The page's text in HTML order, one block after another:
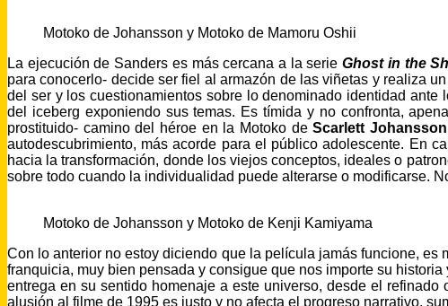
Motoko de Johansson y Motoko de Mamoru Oshii
La ejecución de Sanders es más cercana a la serieGhost in the
para conocerlo- decide ser fiel al armazón de las viñetas y realiza
del ser y los cuestionamientos sobre lo denominado identidad
del iceberg exponiendo sus temas. Es tímida y no confronta,
prostituido- camino del héroe en la Motoko deScarlett Johansson
autodescubrimiento, más acorde para el público adolescente. En
hacia la transformación, donde los viejos conceptos, ideales o
sobre todo cuando la individualidad puede alterarse o modificarse.
Motoko de Johansson y Motoko de Kenji Kamiyama
Con lo anterior no estoy diciendo que la película jamás funcione,
franquicia, muy bien pensada y consigue que nos importe su
entrega en su sentido homenaje a este universo, desde el
alusión al filme de 1995 es justo y no afecta el progreso narrativo,